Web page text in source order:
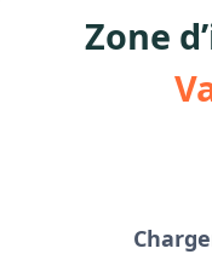
Zone